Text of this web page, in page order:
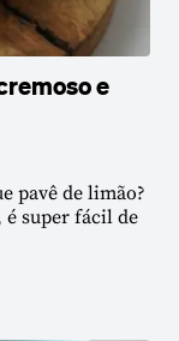
e
pavê de limão?
é super fácil de